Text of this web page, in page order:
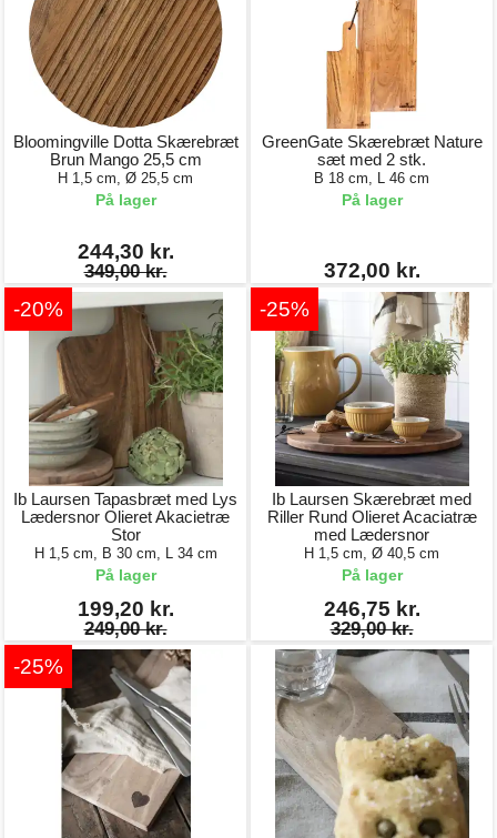
Bloomingville Dotta Skærebræt
Brun Mango 25,5 cm
H 1,5 cm, Ø 25,5 cm
På lager
244,30 kr.
349,00 kr.
GreenGate Skærebræt Nature
sæt med 2 stk.
B 18 cm, L 46 cm
På lager
372,00 kr.
-20%
Ib Laursen Tapasbræt med Lys
Lædersnor Olieret Akacietræ
Stor
H 1,5 cm, B 30 cm, L 34 cm
På lager
199,20 kr.
249,00 kr.
-25%
Ib Laursen Skærebræt med
Riller Rund Olieret Acaciatræ
med Lædersnor
H 1,5 cm, Ø 40,5 cm
På lager
246,75 kr.
329,00 kr.
-25%